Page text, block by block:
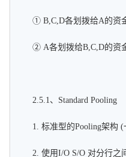
① B,C,D各划拨给A的资
② A各划拨给B,C,D的资
2.5.1、Standard Pooling
1. 标准型的Pooling架构
2. 使用I/O S/O 对分行之